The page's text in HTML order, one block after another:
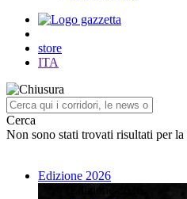
store
ITA
Cerca
Non sono stati trovati risultati per la
Edizione 2026